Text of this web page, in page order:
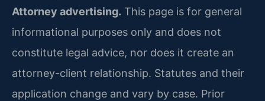
Attorney advertising. This page is for general
informational purposes only and does not
constitute legal advice, nor does it create an
attorney-client relationship. Statutes and their
application change and vary by case. Prior